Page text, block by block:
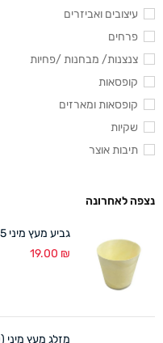
עיצובים ואביזרים
פרחים
צנצנות/ מבחנות /פחיות
קופסאות
קופסאות ומארזים
שקיות
תיבות אוצר
נצפה לאחרונה
גביע מעץ מיני 6/4.5 ס"מ (50 יח')
19.00 ₪
מזלג מעץ מיני (50 יח)